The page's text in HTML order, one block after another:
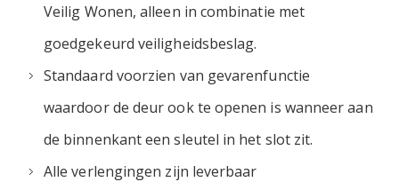
Veilig Wonen, alleen in combinatie met
goedgekeurd veiligheidsbeslag.
Standaard voorzien van gevarenfunctie
waardoor de deur ook te openen is wanneer aan
de binnenkant een sleutel in het slot zit.
Alle verlengingen zijn leverbaar